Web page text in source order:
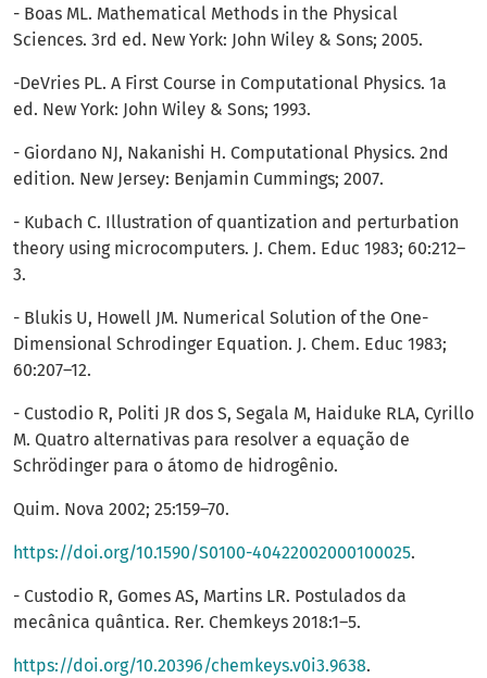
- Boas ML. Mathematical Methods in the Physical
Sciences. 3rd ed. New York: John Wiley & Sons; 2005.
-DeVries PL. A First Course in Computational Physics. 1a
ed. New York: John Wiley & Sons; 1993.
- Giordano NJ, Nakanishi H. Computational Physics. 2nd
edition. New Jersey: Benjamin Cummings; 2007.
- Kubach C. Illustration of quantization and perturbation
theory using microcomputers. J. Chem. Educ 1983; 60:212–
3.
- Blukis U, Howell JM. Numerical Solution of the One-
Dimensional Schrodinger Equation. J. Chem. Educ 1983;
60:207–12.
- Custodio R, Politi JR dos S, Segala M, Haiduke RLA, Cyrillo
M. Quatro alternativas para resolver a equação de
Schrödinger para o átomo de hidrogênio.
Quim. Nova 2002; 25:159–70.
https://doi.org/10.1590/S0100-40422002000100025.
- Custodio R, Gomes AS, Martins LR. Postulados da
mecânica quântica. Rer. Chemkeys 2018:1–5.
https://doi.org/10.20396/chemkeys.v0i3.9638.